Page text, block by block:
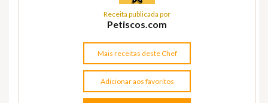
Receita publicada por
Petiscos.com
Mais receitas deste Chef
Adicionar aos favoritos